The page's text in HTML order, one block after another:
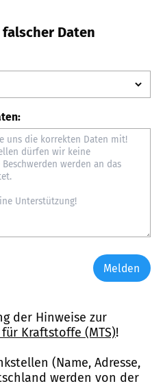
Daten
Melden
der Hinweise zur
Kraftstoffe (MTS)!
(Name, Adresse,
werden von der